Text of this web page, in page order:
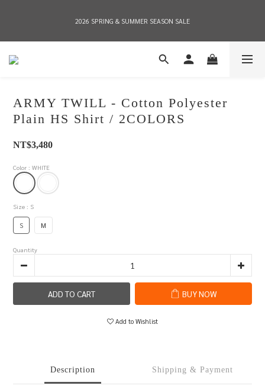
2026 SPRING & SUMMER SEASON SALE
2026 SPRING & SUMMER SEASON SALE
全店消費滿NT$8,000 享有7-11店到店免運費，NT$10,000店到店與宅配到府免運費
2026 SPRING & SUMMER SEASON SALE
ARMY TWILL - Cotton Polyester
Plain HS Shirt / 2COLORS
NT$3,480
Color : WHITE
Size : S
S M
Quantity
ADD TO CART BUY NOW
Add to Wishlist
Description Shipping & Payment